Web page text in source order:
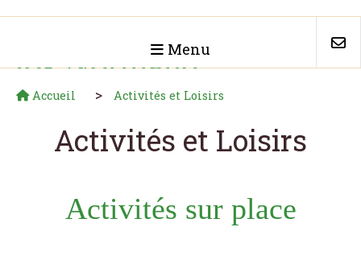
Normand
de réceptions
Menu
Accueil Activités et Loisirs
Activités et Loisirs
Activités sur place